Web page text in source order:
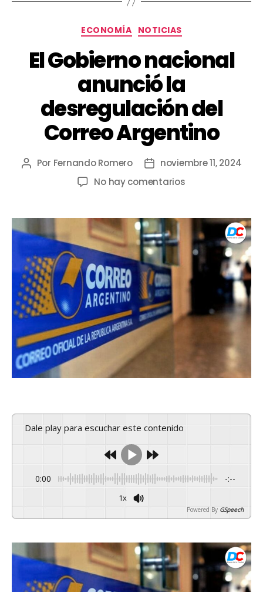
ECONOMÍA NOTICIAS
El Gobierno nacional
anunció la
desregulación del
Correo Argentino
Por Fernando Romero
noviembre 11, 2024
No hay comentarios
Dale play para escuchar este contenido
0:00 -:--
1x
Powered By GSpeech